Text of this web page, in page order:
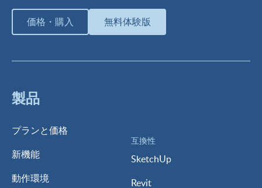
価格・購入 無料体験版
製品
プランと価格
新機能
動作環境
互換性
SketchUp
Revit